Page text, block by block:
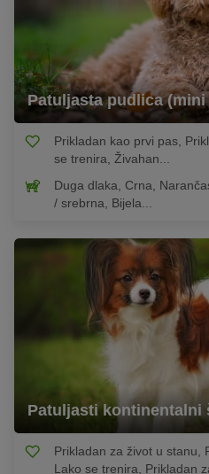
Patuljasta pudlica
Prikladan kao prvi pas,
se trenira, Živahan...
Duga dlaka, Crna,
/ srebrna, Bijela...
Patuljasti kontinentalni
Prikladan za život u stanu,
Lako se trenira, Prikladan